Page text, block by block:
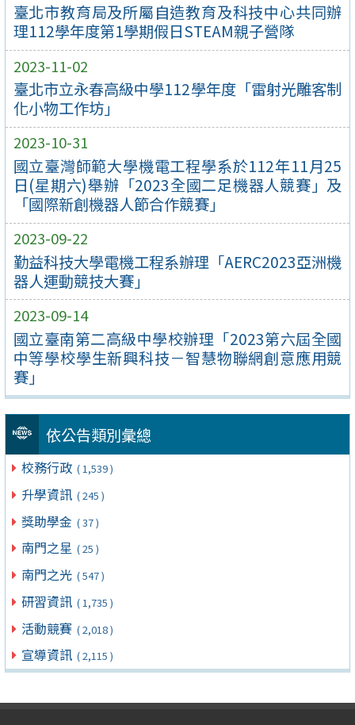
臺北市教育局及所屬自造教育及科技中心共同辦
理112學年度第1學期假日STEAM親子營隊
2023-11-02
臺北市立永春高級中學112學年度「雷射光雕客制
化小物工作坊」
2023-10-31
國立臺灣師範大學機電工程學系於112年11月25
日(星期六)舉辦「2023全國二足機器人競賽」及
「國際新創機器人節合作競賽」
2023-09-22
勤益科技大學電機工程系辦理「AERC2023亞洲機
器人運動競技大賽」
2023-09-14
國立臺南第二高級中學校辦理「2023第六屆全國
中等學校學生新興科技－智慧物聯網創意應用競
賽」
依公告類別彙總
校務行政 ( 1,539 )
升學資訊 ( 245 )
獎助學金 ( 37 )
南門之星 ( 25 )
南門之光 ( 547 )
研習資訊 ( 1,735 )
活動競賽 ( 2,018 )
宣導資訊 ( 2,115 )